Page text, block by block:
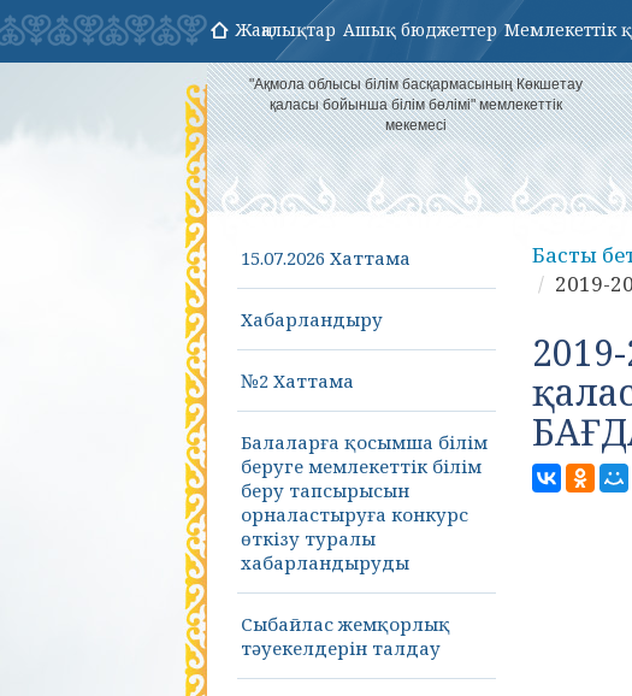
Жаңалықтар Ашық бюджеттер Мемлекеттік
"Ақмола облысы білім басқармасының Көкшетау
қаласы бойынша білім бөлімі" мемлекеттік
мекемесі
15.07.2026 Хаттама
Хабарландыру
№2 Хаттама
Балаларға қосымша білім
беруге мемлекеттік білім
беру тапсырысын
орналастыруға конкурс
өткізу туралы
хабарландыруды
Сыбайлас жемқорлық
тәуекелдерін талдау
Басты
2019-